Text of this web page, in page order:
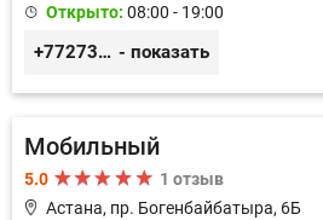
Открыто: 08:00 - 19:00
+77273821501 - показать
Мобильный
5.0
1 отзыв
Астана, пр. Богенбайбатыра, 6Б